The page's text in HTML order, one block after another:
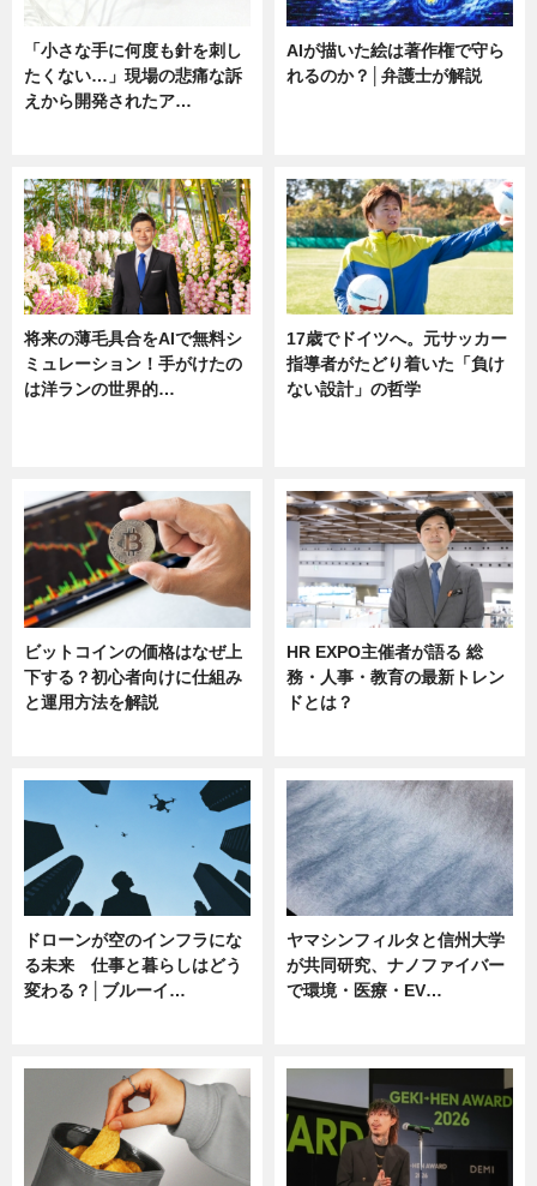
「小さな手に何度も針を刺し
たくない…」現場の悲痛な訴
えから開発されたア…
AIが描いた絵は著作権で守ら
れるのか？│弁護士が解説
将来の薄毛具合をAIで無料シ
ミュレーション！手がけたの
は洋ランの世界的…
17歳でドイツへ。元サッカー
指導者がたどり着いた「負け
ない設計」の哲学
ビットコインの価格はなぜ上
下する？初心者向けに仕組み
と運用方法を解説
HR EXPO主催者が語る 総
務・人事・教育の最新トレン
ドとは？
ドローンが空のインフラにな
る未来 仕事と暮らしはどう
変わる？│ブルーイ…
ヤマシンフィルタと信州大学
が共同研究、ナノファイバー
で環境・医療・EV…